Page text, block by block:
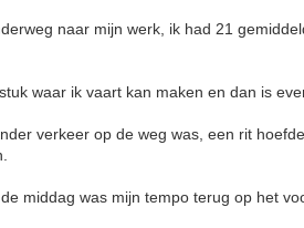
naar mijn werk, ik had 21
waar ik vaart kan maken en dan is
verkeer op de weg was, een rit
middag was mijn tempo terug op het